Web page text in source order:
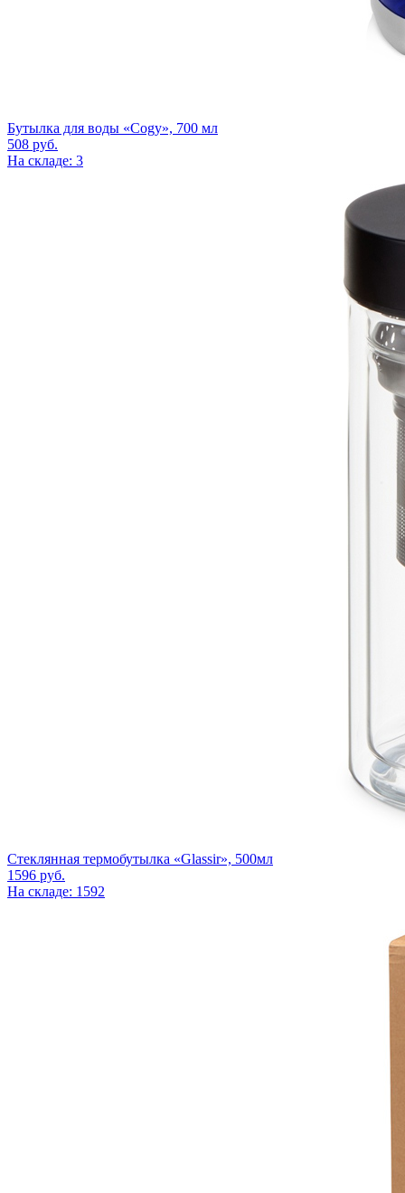
Бутылка для воды «Cogy», 700 мл
508 руб.
На складе: 3
Стеклянная термобутылка «Glassir», 500мл
1596 руб.
На складе: 1592